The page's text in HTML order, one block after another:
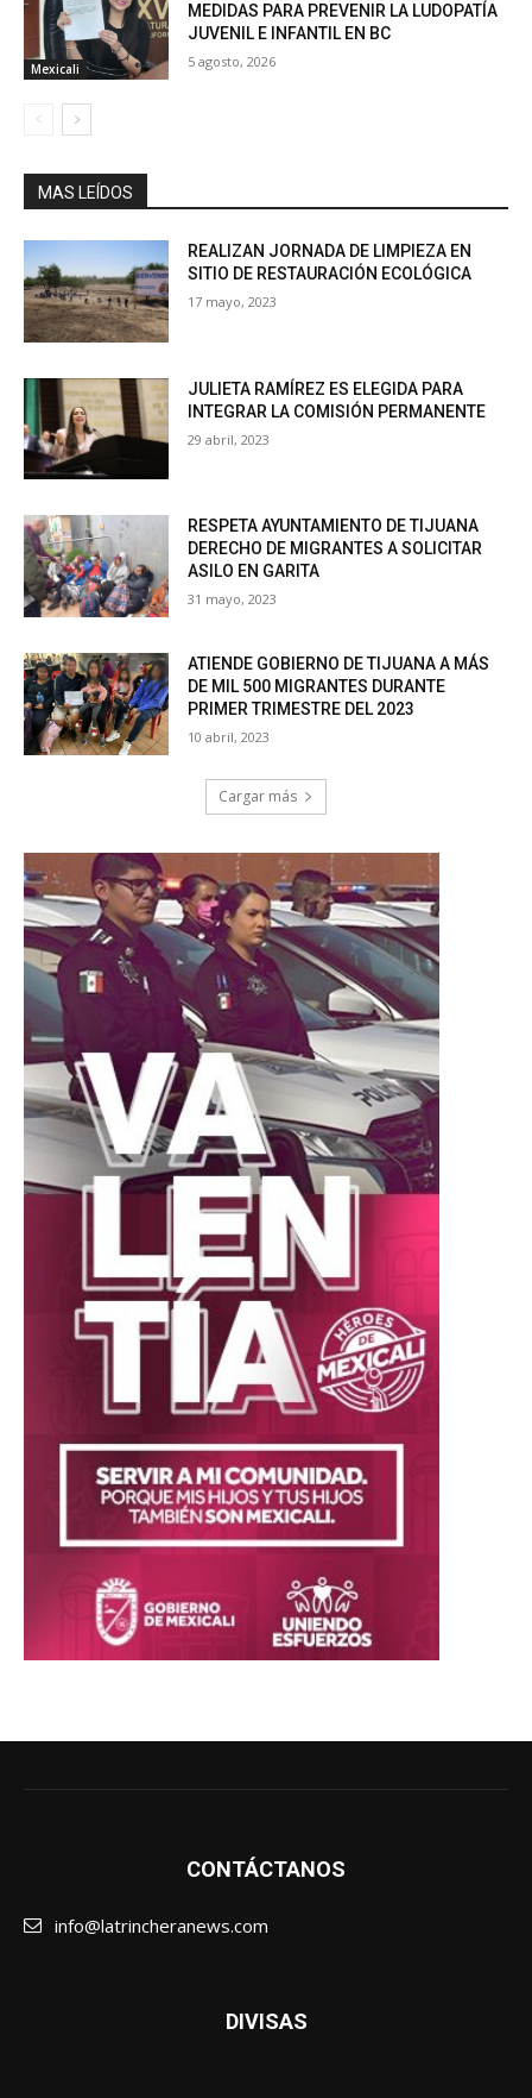
Mexicali
MEDIDAS PARA PREVENIR LA LUDOPATÍA
JUVENIL E INFANTIL EN BC
5 agosto, 2026
MAS LEÍDOS
REALIZAN JORNADA DE LIMPIEZA EN
SITIO DE RESTAURACIÓN ECOLÓGICA
17 mayo, 2023
JULIETA RAMÍREZ ES ELEGIDA PARA
INTEGRAR LA COMISIÓN PERMANENTE
29 abril, 2023
RESPETA AYUNTAMIENTO DE TIJUANA
DERECHO DE MIGRANTES A SOLICITAR
ASILO EN GARITA
31 mayo, 2023
ATIENDE GOBIERNO DE TIJUANA A MÁS
DE MIL 500 MIGRANTES DURANTE
PRIMER TRIMESTRE DEL 2023
10 abril, 2023
Cargar más
CONTÁCTANOS
info@latrincheranews.com
DIVISAS